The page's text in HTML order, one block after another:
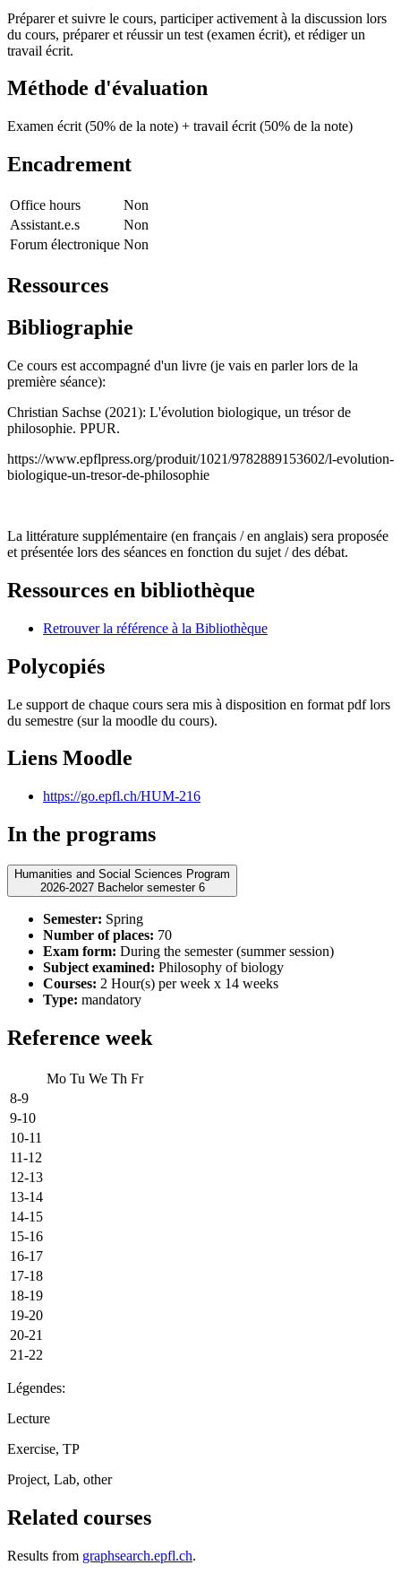
Préparer et suivre le cours, participer activement à la discussion lors
du cours, préparer et réussir un test (examen écrit), et rédiger un
travail écrit.
Méthode d'évaluation
Examen écrit (50% de la note) + travail écrit (50% de la note)
Encadrement
Office hours
Non
Assistant.e.s
Non
Forum électronique Non
Ressources
Bibliographie
Ce cours est accompagné d'un livre (je vais en parler lors de la
première séance):
Christian Sachse (2021): L'évolution biologique, un trésor de
philosophie. PPUR.
https://www.epflpress.org/produit/1021/9782889153602/l-evolution-
biologique-un-tresor-de-philosophie
La littérature supplémentaire (en français / en anglais) sera proposée
et présentée lors des séances en fonction du sujet / des débat.
Ressources en bibliothèque
Retrouver la référence à la Bibliothèque
Polycopiés
Le support de chaque cours sera mis à disposition en format pdf lors
du semestre (sur la moodle du cours).
Liens Moodle
https://go.epfl.ch/HUM-216
In the programs
Humanities and Social Sciences Program
2026-2027 Bachelor semester 6
Semester: Spring
Number of places: 70
Exam form: During the semester (summer session)
Subject examined: Philosophy of biology
Courses: 2 Hour(s) per week x 14 weeks
Type: mandatory
Reference week
Mo Tu We Th Fr
8-9
9-10
10-11
11-12
12-13
13-14
14-15
15-16
16-17
17-18
18-19
19-20
20-21
21-22
Légendes:
Lecture
Exercise, TP
Project, Lab, other
Related courses
Results from graphsearch.epfl.ch.